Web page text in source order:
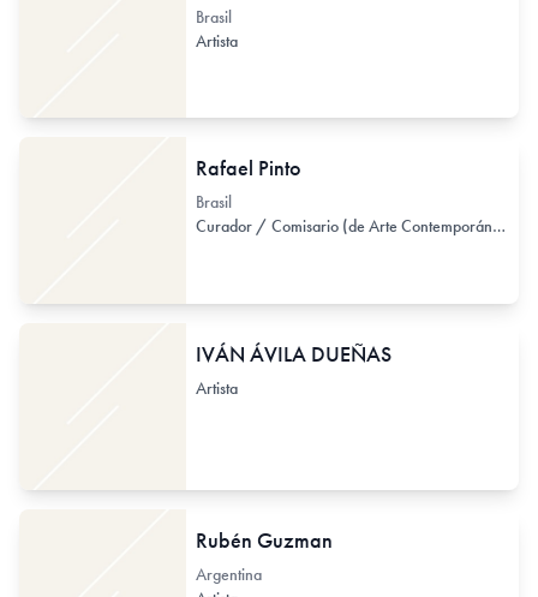
Brasil
Artista
Rafael Pinto
Brasil
Curador / Comisario (de Arte Contemporáneo)
IVÁN ÁVILA DUEÑAS
Artista
Rubén Guzman
Argentina